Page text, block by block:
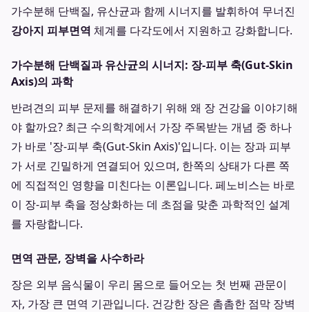
가수분해 단백질, 유산균과 함께 시너지를 발휘하여 무너진
강아지 피부면역 체계를 다각도에서 지원하고 강화합니다.
가수분해 단백질과 유산균의 시너지: 장-피부 축(Gut-Skin
Axis)의 과학
반려견의 피부 문제를 해결하기 위해 왜 장 건강을 이야기해
야 할까요? 최근 수의학계에서 가장 주목받는 개념 중 하나
가 바로 '장-피부 축(Gut-Skin Axis)'입니다. 이는 장과 피부
가 서로 긴밀하게 연결되어 있으며, 한쪽의 상태가 다른 쪽
에 직접적인 영향을 미친다는 이론입니다. 페노비스는 바로
이 장-피부 축을 정상화하는 데 초점을 맞춘 과학적인 설계
를 자랑합니다.
면역 관문, 장벽을 사수하라
장은 외부 음식물이 우리 몸으로 들어오는 첫 번째 관문이
자, 가장 큰 면역 기관입니다. 건강한 장은 촘촘한 점막 장벽